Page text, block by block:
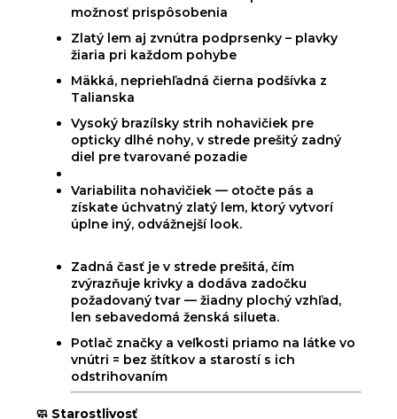
možnosť prispôsobenia
Zlatý lem aj zvnútra podprsenky – plavky
žiaria pri každom pohybe
Mäkká, nepriehľadná čierna podšívka z
Talianska
Vysoký brazílsky strih nohavičiek pre
opticky dlhé nohy, v strede prešitý zadný
diel pre tvarované pozadie
Variabilita nohavičiek — otočte pás a
získate úchvatný zlatý lem, ktorý vytvorí
úplne iný, odvážnejší look.
Zadná časť je v strede prešitá, čím
zvýrazňuje krivky a dodáva zadočku
požadovaný tvar — žiadny plochý vzhľad,
len sebavedomá ženská silueta.
Potlač značky a veľkosti priamo na látke vo
vnútri = bez štítkov a starostí s ich
odstrihovaním
🧼 Starostlivosť